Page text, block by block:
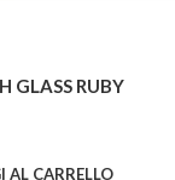
GLASS RUBY
AL CARRELLO